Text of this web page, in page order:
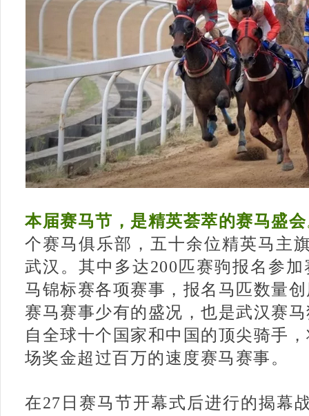
本届赛马节，是精英荟萃的赛马盛会
个赛马俱乐部，五十余位精英马主
武汉。其中多达200匹赛驹报名参
马锦标赛各项赛事，报名马匹数量
赛马赛事少有的盛况，也是武汉赛
自全球十个国家和中国的顶尖骑手
场奖金超过百万的速度赛马赛事。
在27日赛马节开幕式后进行的揭幕